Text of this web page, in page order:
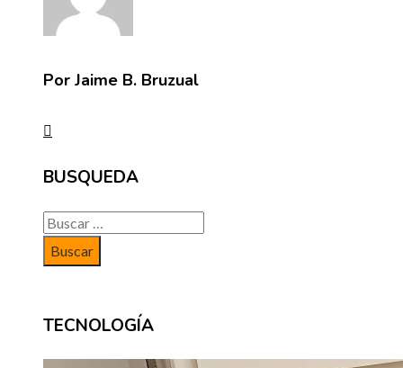
Por Jaime B. Bruzual
BUSQUEDA
Buscar:
TECNOLOGÍA